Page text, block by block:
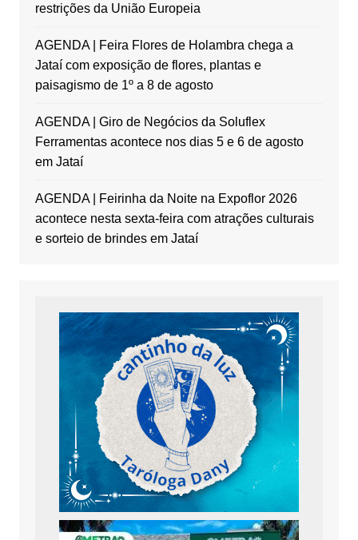
restrições da União Europeia
AGENDA | Feira Flores de Holambra chega a
Jataí com exposição de flores, plantas e
paisagismo de 1º a 8 de agosto
AGENDA | Giro de Negócios da Soluflex
Ferramentas acontece nos dias 5 e 6 de agosto
em Jataí
AGENDA | Feirinha da Noite na Expoflor 2026
acontece nesta sexta-feira com atrações culturais
e sorteio de brindes em Jataí